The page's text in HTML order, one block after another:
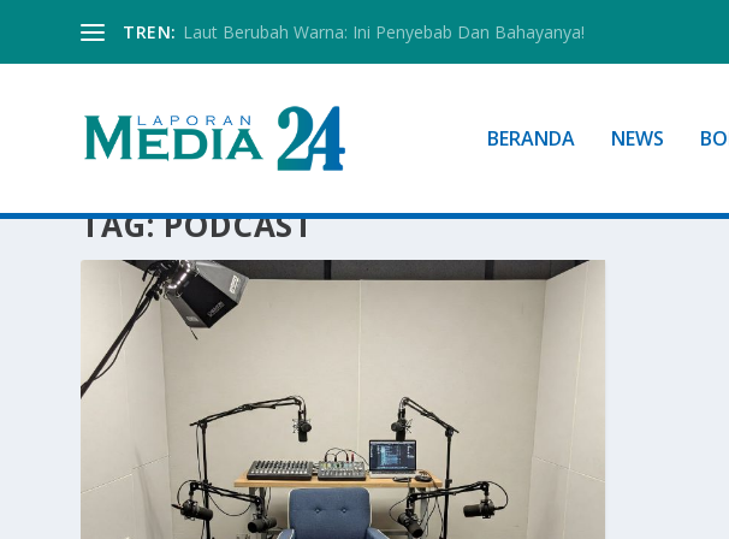
TREN: Laut Berubah Warna: Ini Penyebab Dan Bahayanya!
BERANDA NEWS
TAG:PODCAST